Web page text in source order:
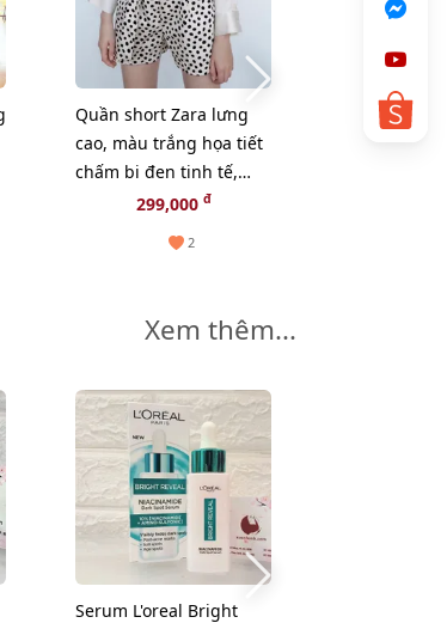
Quần short Zara lưng
cao, màu trắng họa tiết
chấm bi đen tinh tế,
299,000 đ
2
Quần dài
Xem thêm...
Serum L'oreal Bright